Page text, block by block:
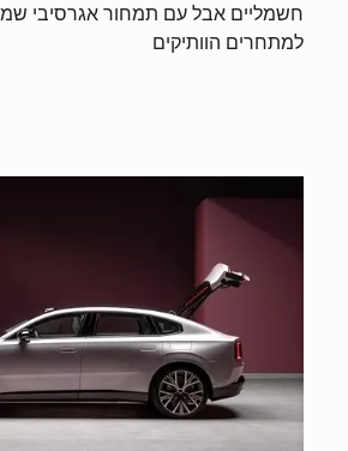
חשמליים אבל עם תמחור אגרסיבי
למתחרים הוותיקים